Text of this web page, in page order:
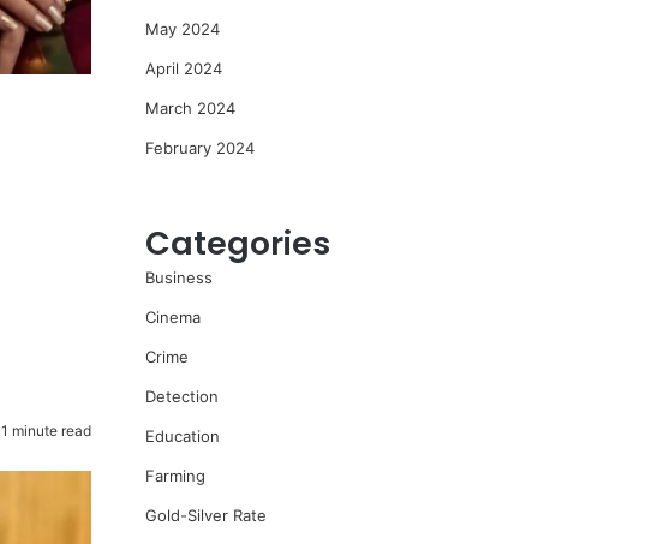
1 minute read
May 2024
April 2024
March 2024
February 2024
Categories
Business
Cinema
Crime
Detection
Education
Farming
Gold-Silver Rate